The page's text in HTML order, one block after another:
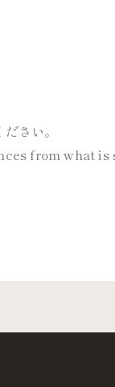
さい。
from what is